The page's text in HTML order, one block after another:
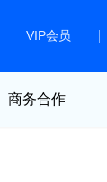
VIP会员
商务合作